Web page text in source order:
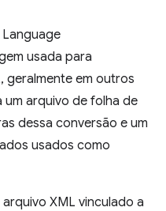
Language
usada para
geralmente em outros
um arquivo de folha de
dessa conversão e um
usados como
XML vinculado a